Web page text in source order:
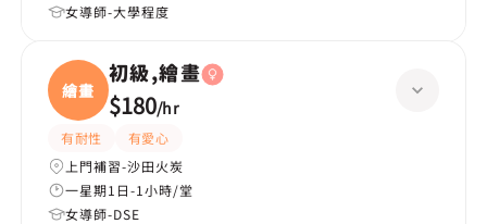
女導師-大學程度
繪畫
初級,繪畫
$180/hr
有耐性
有愛心
上門補習-沙田火炭
一星期1日-1小時/堂
女導師-DSE